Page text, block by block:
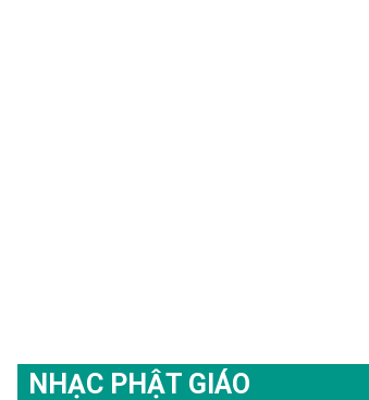
NHẠC PHẬT GIÁO